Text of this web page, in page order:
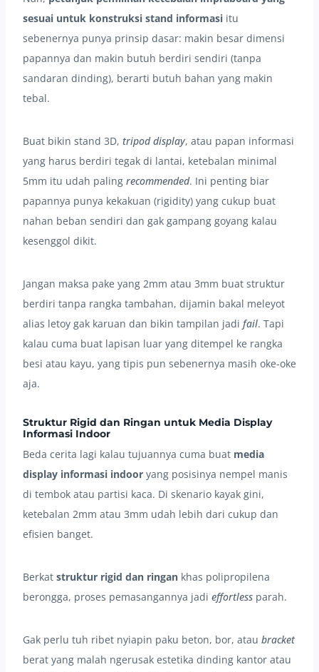
sesuai untuk konstruksi stand informasi itu
sebenernya punya prinsip dasar: makin besar dimensi
papannya dan makin butuh berdiri sendiri (tanpa
sandaran dinding), berarti butuh bahan yang makin
tebal.
Buat bikin stand 3D, tripod display, atau papan informasi
yang harus berdiri tegak di lantai, ketebalan minimal
5mm itu udah paling recommended. Ini penting biar
papannya punya kekakuan (rigidity) yang cukup buat
nahan beban sendiri dan gak gampang goyang kalau
kesenggol dikit.
Jangan maksa pake yang 2mm atau 3mm buat struktur
berdiri tanpa rangka tambahan, dijamin bakal meleyot
alias letoy gak karuan dan bikin tampilan jadi fail. Tapi
kalau cuma buat lapisan luar yang ditempel ke rangka
besi atau kayu, yang tipis pun sebenernya masih oke-oke
aja.
Struktur Rigid dan Ringan untuk Media Display
Informasi Indoor
Beda cerita lagi kalau tujuannya cuma buat media
display informasi indoor yang posisinya nempel manis
di tembok atau partisi kaca. Di skenario kayak gini,
ketebalan 2mm atau 3mm udah lebih dari cukup dan
efisien banget.
Berkat struktur rigid dan ringan khas polipropilena
berongga, proses pemasangannya jadi effortless parah.
Gak perlu tuh ribet nyiapin paku beton, bor, atau bracket
berat yang malah ngerusak estetika dinding kantor atau